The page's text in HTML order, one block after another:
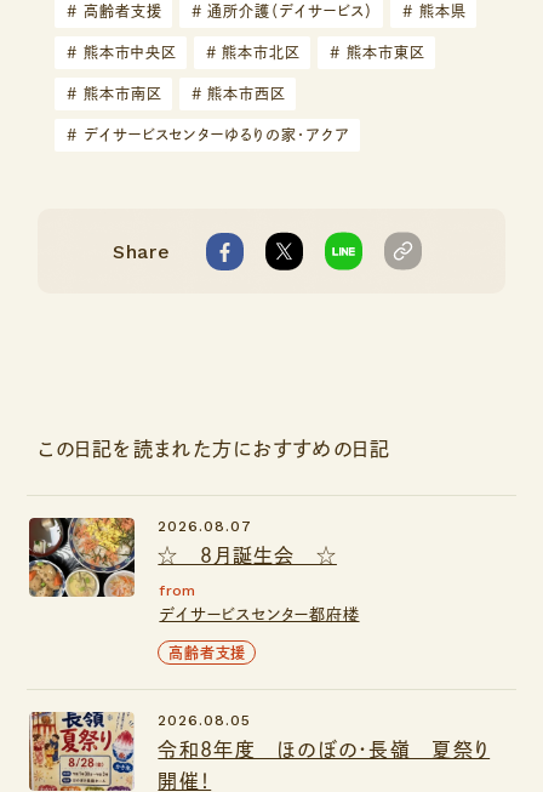
# 高齢者支援 # 通所介護（デイサービス） # 熊本県
# 熊本市中央区 # 熊本市北区 # 熊本市東区
# 熊本市南区 # 熊本市西区
# デイサービスセンターゆるりの家・アクア
Share
この日記を読まれた方におすすめの日記
☆ ８月誕生会 ☆
2026.08.07
from
デイサービスセンター都府楼
高齢者支援
令和8年度 ほのぼの・長嶺 夏祭り
開催！
2026.08.05